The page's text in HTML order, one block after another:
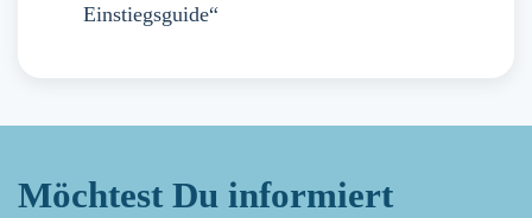
Einstiegsguide“
Möchtest Du informiert